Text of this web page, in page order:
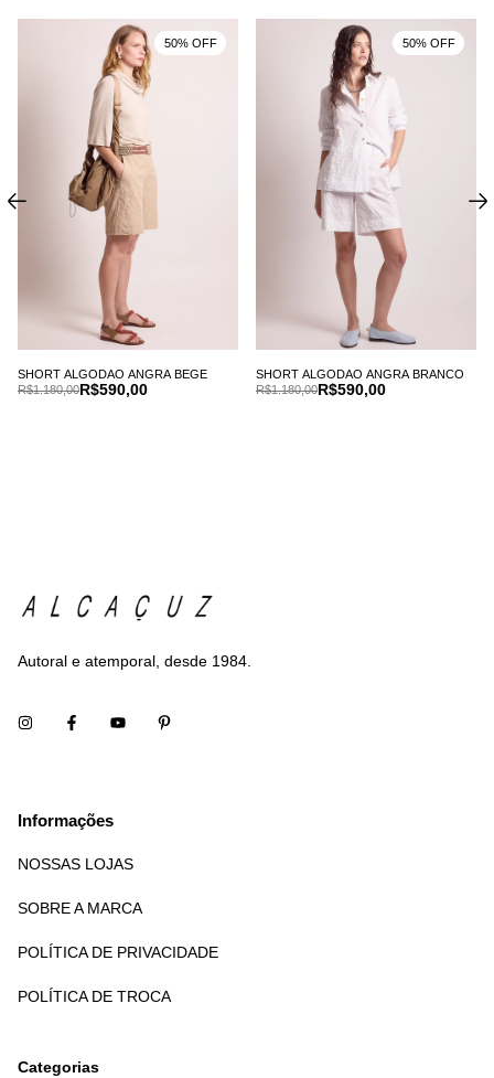
SHORT ALGODAO ANGRA BEGE
R$590,00
R$1.180,00
50% OFF
SHORT ALGODAO ANGRA BRANCO
R$590,00
R$1.180,00
50% OFF
Autoral e atemporal, desde 1984.
Informações
NOSSAS LOJAS
SOBRE A MARCA
POLÍTICA DE PRIVACIDADE
POLÍTICA DE TROCA
Categorias